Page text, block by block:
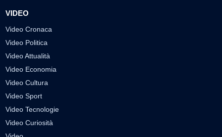
VIDEO
Video Cronaca
Video Politica
Video Attualità
Video Economia
Video Cultura
Video Sport
Video Tecnologie
Video Curiosità